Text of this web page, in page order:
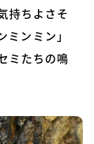
持ちよさそ
ンミン」
ミたちの鳴